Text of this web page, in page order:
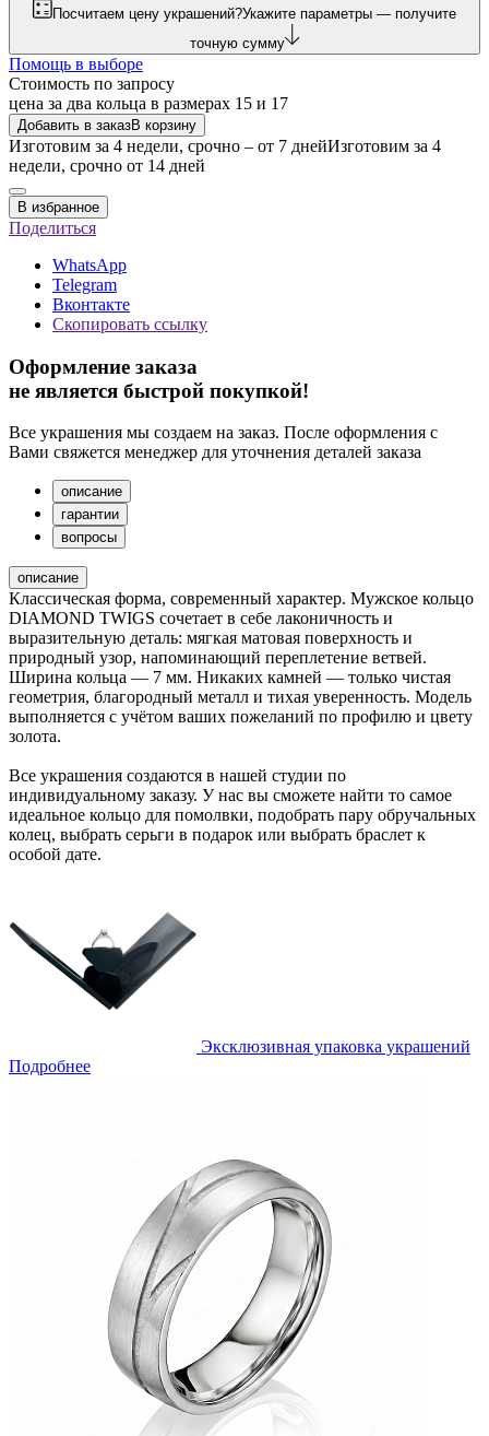
Посчитаем цену украшений?Укажите параметры — получите
точную сумму
Помощь в выборе
Стоимость по запросу
цена за два кольца в размерах 15 и 17
Добавить в заказВ корзину
Изготовим за 4 недели, срочно – от 7 днейИзготовим за 4
недели, срочно от 14 дней
В избранное
Поделиться
WhatsApp
Telegram
Вконтакте
Скопировать ссылку
Оформление заказа
не является быстрой покупкой!
Все украшения мы создаем на заказ. После оформления с
Вами свяжется менеджер для уточнения деталей заказа
описание
гарантии
вопросы
описание
Классическая форма, современный характер. Мужское кольцо
DIAMOND TWIGS сочетает в себе лаконичность и
выразительную деталь: мягкая матовая поверхность и
природный узор, напоминающий переплетение ветвей.
Ширина кольца — 7 мм. Никаких камней — только чистая
геометрия, благородный металл и тихая уверенность. Модель
выполняется с учётом ваших пожеланий по профилю и цвету
золота.
Все украшения создаются в нашей студии по
индивидуальному заказу. У нас вы сможете найти то самое
идеальное кольцо для помолвки, подобрать пару обручальных
колец, выбрать серьги в подарок или выбрать браслет к
особой дате.
Эксклюзивная упаковка украшений
Подробнее